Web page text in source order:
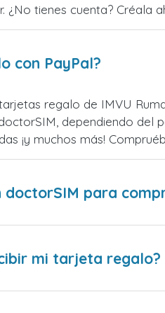
¿No tienes cuenta? Créala
con PayPal?
regalo de IMVU
dependiendo del
¡y muchos más!
doctorSIM para
mi tarjeta regalo?